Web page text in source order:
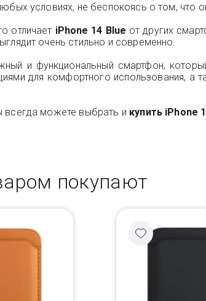
условиях, не беспокоясь о том,
отличает iPhone 14 Blue от других
очень стильно и современно.
и функциональный смартфон,
для комфортного использования, а
всегда можете выбрать и купить iPhone
покупают